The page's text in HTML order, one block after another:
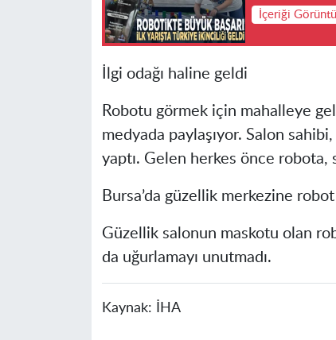
İçeriği
İlgi odağı haline geldi
Robotu görmek için mahalleye
medyada paylaşıyor. Salon
yaptı. Gelen herkes önce
Bursa’da güzellik merkezine
Güzellik salonun maskotu olan
da uğurlamayı unutmadı.
Kaynak: İHA